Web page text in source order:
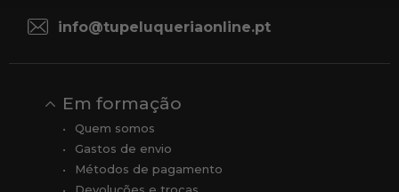
info@tupeluqueriaonline.pt
Em formação
Quem somos
Gastos de envio
Métodos de pagamento